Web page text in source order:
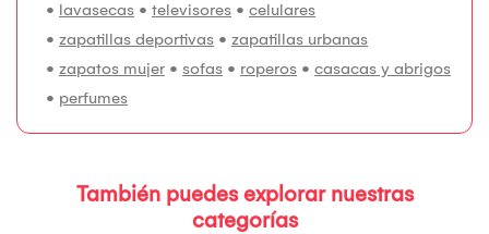
• lavasecas • televisores • celulares
• zapatillas deportivas • zapatillas urbanas
• zapatos mujer • sofas • roperos • casacas y abrigos
• perfumes
También puedes explorar nuestras
categorías